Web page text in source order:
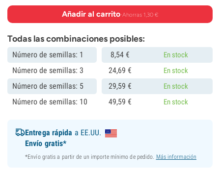
Añadir al carrito·Ahorras 1,30 €
Todas las combinaciones posibles:
Número de semillas: 1 8,54 € En stock
Número de semillas: 3 24,69 € En stock
Número de semillas: 5 29,59 € En stock
Número de semillas: 10 49,59 € En stock
Entrega rápida a EE.UU.
Envío gratis*
*Envío gratis a partir de un importe mínimo de pedido. Más información